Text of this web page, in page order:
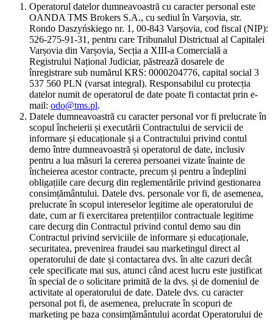
Operatorul datelor dumneavoastră cu caracter personal este
OANDA TMS Brokers S.A., cu sediul în Varșovia, str.
Rondo Daszyńskiego nr. 1, 00-843 Varșovia, cod fiscal (NIP):
526-275-91-31, pentru care Tribunalul Districtual al Capitalei
Varșovia din Varșovia, Secția a XIII-a Comercială a
Registrului Național Judiciar, păstrează dosarele de
înregistrare sub numărul KRS: 0000204776, capital social 3
537 560 PLN (varsat integral). Responsabilul cu protecția
datelor numit de operatorul de date poate fi contactat prin e-
mail: odo@tms.pl.
Datele dumneavoastră cu caracter personal vor fi prelucrate în
scopul încheierii și executării Contractului de servicii de
informare și educaționale și a Contractului privind contul
demo între dumneavoastră și operatorul de date, inclusiv
pentru a lua măsuri la cererea persoanei vizate înainte de
încheierea acestor contracte, precum și pentru a îndeplini
obligațiile care decurg din reglementările privind gestionarea
consimțământului. Datele dvs. personale vor fi, de asemenea,
prelucrate în scopul intereselor legitime ale operatorului de
date, cum ar fi exercitarea pretențiilor contractuale legitime
care decurg din Contractul privind contul demo sau din
Contractul privind serviciile de informare și educaționale,
securitatea, prevenirea fraudei sau marketingul direct al
operatorului de date și contactarea dvs. în alte cazuri decât
cele specificate mai sus, atunci când acest lucru este justificat
în special de o solicitare primită de la dvs. și de domeniul de
activitate al operatorului de date. Datele dvs. cu caracter
personal pot fi, de asemenea, prelucrate în scopuri de
marketing pe baza consimțământului acordat Operatorului de